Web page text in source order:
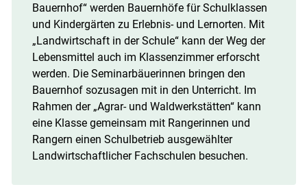
Bauernhof“ werden Bauernhöfe für Schulklassen
und Kindergärten zu Erlebnis- und Lernorten. Mit
„Landwirtschaft in der Schule“ kann der Weg der
Lebensmittel auch im Klassenzimmer erforscht
werden. Die Seminarbäuerinnen bringen den
Bauernhof sozusagen mit in den Unterricht. Im
Rahmen der „Agrar- und Waldwerkstätten“ kann
eine Klasse gemeinsam mit Rangerinnen und
Rangern einen Schulbetrieb ausgewählter
Landwirtschaftlicher Fachschulen besuchen.